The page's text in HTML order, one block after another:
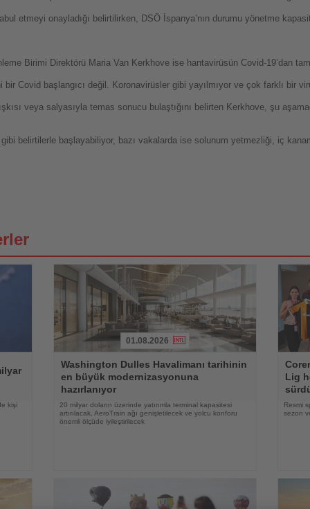
etmeyi onayladığı belirtilirken, DSÖ İspanya’nın durumu yönetme
Birimi Direktörü Maria Van Kerkhove ise hantavirüsün Covid-19’dan
Covid başlangıcı değil. Koronavirüsler gibi yayılmıyor ve çok farklı bir
veya salyasıyla temas sonucu bulaştığını belirten Kerkhove, şu
belirtilerle başlayabiliyor, bazı vakalarda ise solunum yetmezliği, iç
kişi
Oku
01.08.2026
Washington Dulles Havalimanı tarihinin
en büyük modernizasyonuna
hazırlanıyor
20 milyar doların üzerinde yatırımla terminal kapasitesi
artırılacak, AeroTrain ağı genişletilecek ve yolcu konforu
önemli ölçüde iyileştirilecek
Oku
Lig
Resmi
sezon